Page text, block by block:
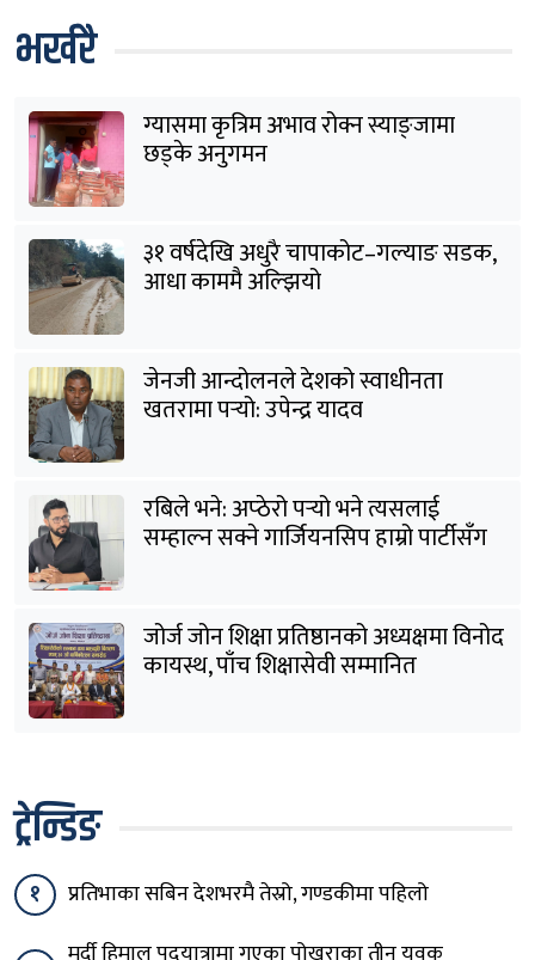
भर्खरै
ग्यासमा कृत्रिम अभाव रोक्न स्याङ्जामा
छड्के अनुगमन
३१ वर्षदेखि अधुरै चापाकोट–गल्याङ सडक,
आधा काममै अल्झियो
जेनजी आन्दोलनले देशको स्वाधीनता
खतरामा पर्‍यो: उपेन्द्र यादव
रबिले भने: अप्ठेरो पर्‍यो भने त्यसलाई
सम्हाल्न सक्ने गार्जियनसिप हाम्रो पार्टीसँग
जोर्ज जोन शिक्षा प्रतिष्ठानको अध्यक्षमा विनोद
कायस्थ, पाँच शिक्षासेवी सम्मानित
ट्रेन्डिङ
१ प्रतिभाका सबिन देशभरमै तेस्रो, गण्डकीमा पहिलो